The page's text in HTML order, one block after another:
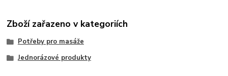
Zboží zařazeno v kategoriích
Potřeby pro masáže
Jednorázové produkty